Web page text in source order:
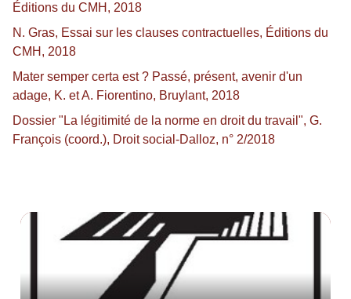
Éditions du CMH, 2018
N. Gras, Essai sur les clauses contractuelles, Éditions du
CMH, 2018
Mater semper certa est ? Passé, présent, avenir d'un
adage, K. et A. Fiorentino, Bruylant, 2018
Dossier "La légitimité de la norme en droit du travail", G.
François (coord.), Droit social-Dalloz, n° 2/2018